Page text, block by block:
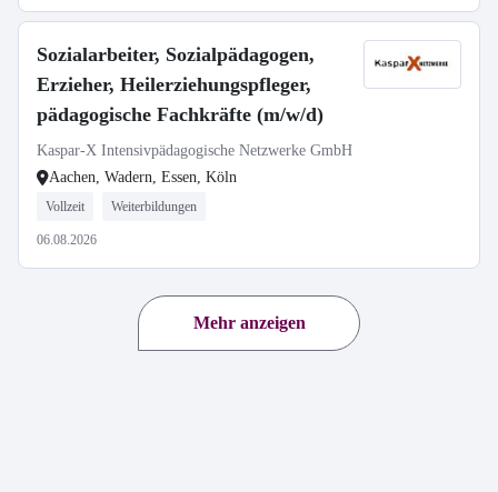
Sozialarbeiter, Sozialpädagogen,
Erzieher, Heilerziehungspfleger,
pädagogische Fachkräfte (m/w/d)
Kaspar-X Intensivpädagogische Netzwerke GmbH
Aachen, Wadern, Essen, Köln
Vollzeit Weiterbildungen
06.08.2026
Mehr anzeigen